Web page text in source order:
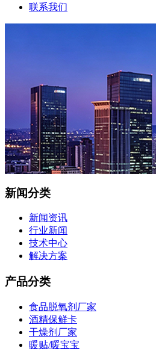
联系我们
新闻分类
新闻资讯
行业新闻
技术中心
解决方案
产品分类
食品脱氧剂厂家
酒精保鲜卡
干燥剂厂家
暖贴/暖宝宝